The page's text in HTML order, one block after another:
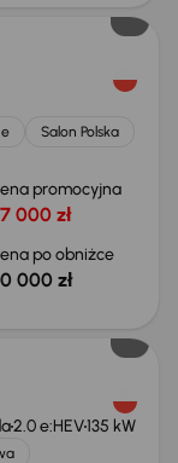
Salon Polska
promocyjna
000 zł
po obniżce
000 zł
2.0 e:HEV135 kW